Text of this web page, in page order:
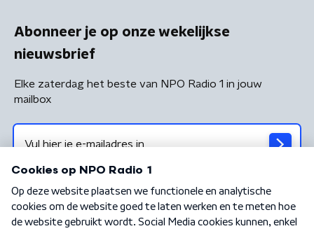
Abonneer je op onze wekelijkse
nieuwsbrief
Elke zaterdag het beste van NPO Radio 1 in jouw
mailbox